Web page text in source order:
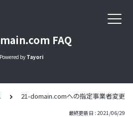
FAQ
Powered by Tayori
21-domain.comへの指定事業者変更
最終更新日 : 2021/06/29